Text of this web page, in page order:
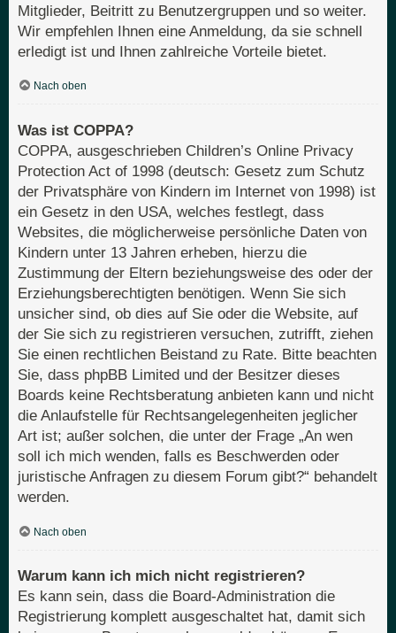
Mitglieder, Beitritt zu Benutzergruppen und so weiter.
Wir empfehlen Ihnen eine Anmeldung, da sie schnell
erledigt ist und Ihnen zahlreiche Vorteile bietet.
Nach oben
Was ist COPPA?
COPPA, ausgeschrieben Children’s Online Privacy
Protection Act of 1998 (deutsch: Gesetz zum Schutz
der Privatsphäre von Kindern im Internet von 1998) ist
ein Gesetz in den USA, welches festlegt, dass
Websites, die möglicherweise persönliche Daten von
Kindern unter 13 Jahren erheben, hierzu die
Zustimmung der Eltern beziehungsweise des oder der
Erziehungsberechtigten benötigen. Wenn Sie sich
unsicher sind, ob dies auf Sie oder die Website, auf
der Sie sich zu registrieren versuchen, zutrifft, ziehen
Sie einen rechtlichen Beistand zu Rate. Bitte beachten
Sie, dass phpBB Limited und der Besitzer dieses
Boards keine Rechtsberatung anbieten kann und nicht
die Anlaufstelle für Rechtsangelegenheiten jeglicher
Art ist; außer solchen, die unter der Frage „An wen
soll ich mich wenden, falls es Beschwerden oder
juristische Anfragen zu diesem Forum gibt?“ behandelt
werden.
Nach oben
Warum kann ich mich nicht registrieren?
Es kann sein, dass die Board-Administration die
Registrierung komplett ausgeschaltet hat, damit sich